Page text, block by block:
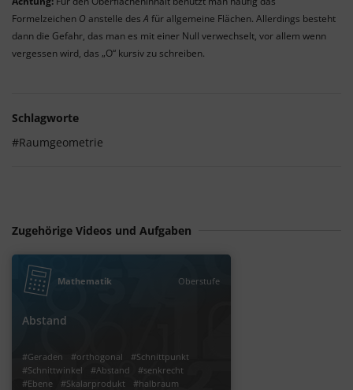
Formelzeichen O anstelle desA für allgemeine Flächen. Allerdings besteht
dann die Gefahr, das man es mit einer Null verwechselt, vor allem wenn
vergessen wird, das „O“ kursiv zu schreiben.
Schlagworte
#Raumgeometrie
Zugehörige Videos und Aufgaben
Mathematik Oberstufe
Abstand
#Geraden #orthogonal
#Schnittpunkt
#Schnittwinkel
#Abstand
#senkrecht
#Ebene
#Skalarprodukt
#halbraum